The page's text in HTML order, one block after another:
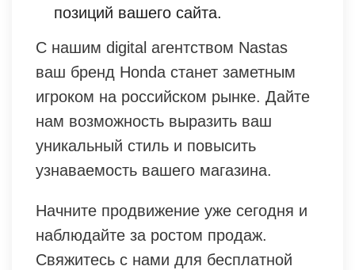
позиций вашего сайта.
С нашим digital агентством Nastas
ваш бренд Honda станет заметным
игроком на российском рынке. Дайте
нам возможность выразить ваш
уникальный стиль и повысить
узнаваемость вашего магазина.
Начните продвижение уже сегодня и
наблюдайте за ростом продаж.
Свяжитесь с нами для бесплатной